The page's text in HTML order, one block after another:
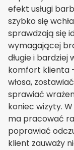
efekt usługi
szybko się
sprawdzają się
wymagającej
długie i
komfort klienta
włosa,
sprawiać
koniec wizyty.
ma pracować
poprawiać
klient zauważy